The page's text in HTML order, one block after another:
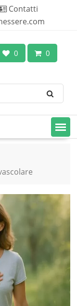
Contatti
0 0